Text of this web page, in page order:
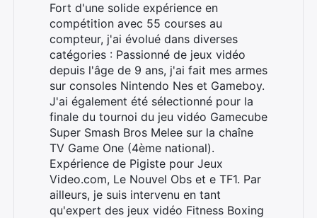
Fort d'une solide expérience en
compétition avec 55 courses au
compteur, j'ai évolué dans diverses
catégories : Passionné de jeux vidéo
depuis l'âge de 9 ans, j'ai fait mes armes
sur consoles Nintendo Nes et Gameboy.
J'ai également été sélectionné pour la
finale du tournoi du jeu vidéo Gamecube
Super Smash Bros Melee sur la chaîne
TV Game One (4ème national).
Expérience de Pigiste pour Jeux
Video.com, Le Nouvel Obs et e TF1. Par
ailleurs, je suis intervenu en tant
qu'expert des jeux vidéo Fitness Boxing